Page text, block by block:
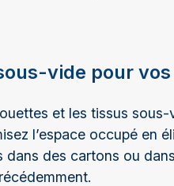
vide pour
et les tissus
l’espace occupé en
des cartons ou